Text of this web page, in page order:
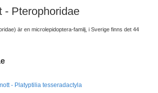
- Pterophoridae
är en microlepidoptera-familj, i Sverige finns det 44
- Platyptilia tesseradactyla